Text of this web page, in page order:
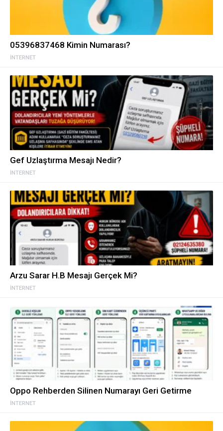
İNTERNET
05396837468 Kimin Numarası?
İNTERNET
Gef Uzlaştırma Mesajı Nedir?
İNTERNET
Arzu Sarar H.B Mesajı Gerçek Mi?
İNTERNET
Oppo Rehberden Silinen Numarayı Geri Getirme